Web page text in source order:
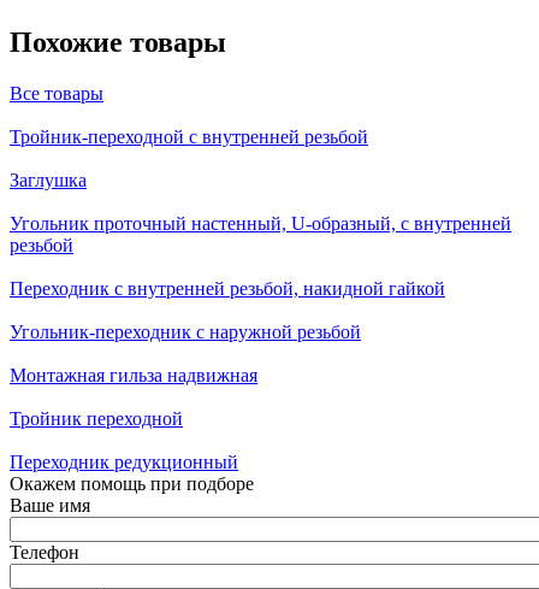
Похожие товары
Все товары
Тройник-переходной с внутренней резьбой
Заглушка
Угольник проточный настенный, U-образный, с внутренней
резьбой
Переходник с внутренней резьбой, накидной гайкой
Угольник-переходник с наружной резьбой
Монтажная гильза надвижная
Тройник переходной
Переходник редукционный
Окажем помощь при подборе
Ваше имя
Телефон